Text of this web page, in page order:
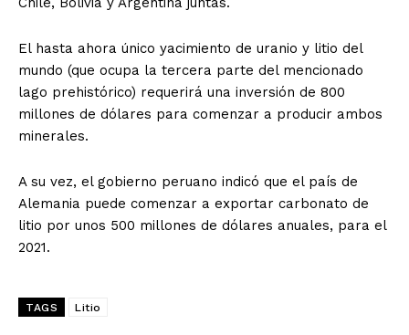
El hasta ahora único yacimiento de uranio y litio del
mundo (que ocupa la tercera parte del mencionado
lago prehistórico) requerirá una inversión de 800
millones de dólares para comenzar a producir ambos
minerales.
A su vez, el gobierno peruano indicó que el país de
Alemania puede comenzar a exportar carbonato de
litio por unos 500 millones de dólares anuales, para el
2021.
TAGS Litio